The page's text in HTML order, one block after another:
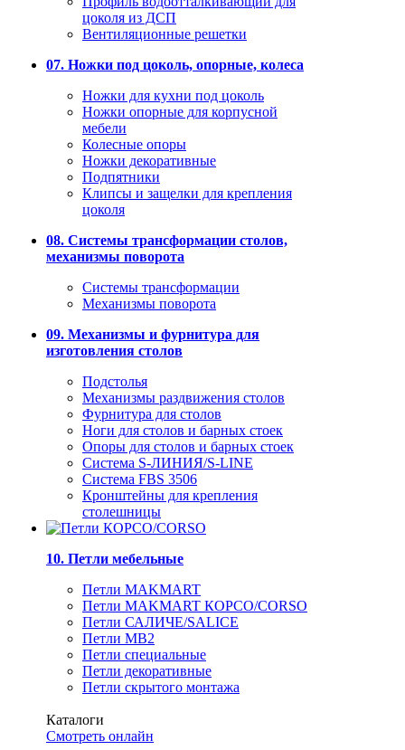
цоколя из ДСП
Вентиляционные решетки
07. Ножки под цоколь, опорные, колеса
Ножки для кухни под цоколь
Ножки опорные для корпусной
мебели
Колесные опоры
Ножки декоративные
Подпятники
Клипсы и защелки для крепления
цоколя
08. Системы трансформации столов,
механизмы поворота
Системы трансформации
Механизмы поворота
09. Механизмы и фурнитура для
изготовления столов
Подстолья
Механизмы раздвижения столов
Фурнитура для столов
Ноги для столов и барных стоек
Опоры для столов и барных стоек
Система S-ЛИНИЯ/S-LINE
Система FBS 3506
Кронштейны для крепления
столешницы
10. Петли мебельные
Петли MAKMART
Петли MAKMART КОРСО/CORSO
Петли САЛИЧЕ/SALICE
Петли MB2
Петли специальные
Петли декоративные
Петли скрытого монтажа
Каталоги
Смотреть онлайн